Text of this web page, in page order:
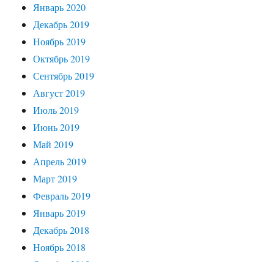
Январь 2020
Декабрь 2019
Ноябрь 2019
Октябрь 2019
Сентябрь 2019
Август 2019
Июль 2019
Июнь 2019
Май 2019
Апрель 2019
Март 2019
Февраль 2019
Январь 2019
Декабрь 2018
Ноябрь 2018